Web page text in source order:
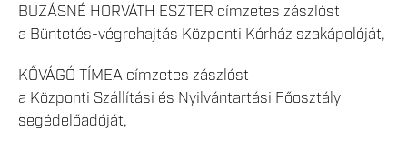
BUZÁSNÉ HORVÁTH ESZTER címzetes zászlóst
a Büntetés-végrehajtás Központi Kórház szakápolóját,
KŐVÁGÓ TÍMEA címzetes zászlóst
a Központi Szállítási és Nyilvántartási Főosztály
segédelőadóját,